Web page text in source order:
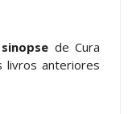
sinopse de Cura
livros anteriores